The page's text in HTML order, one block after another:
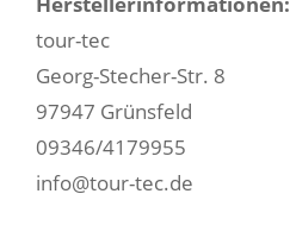
tour-tec
Georg-Stecher-Str. 8
97947 Grünsfeld
09346/4179955
info@tour-tec.de